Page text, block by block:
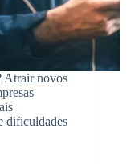
Atrair novos
dificuldades